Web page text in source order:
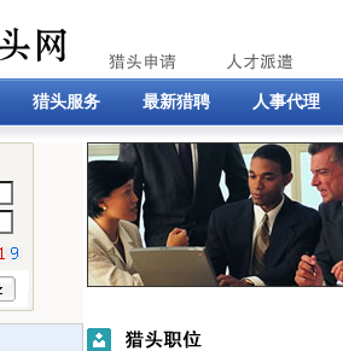
猎头服务 最新猎聘 人事代理